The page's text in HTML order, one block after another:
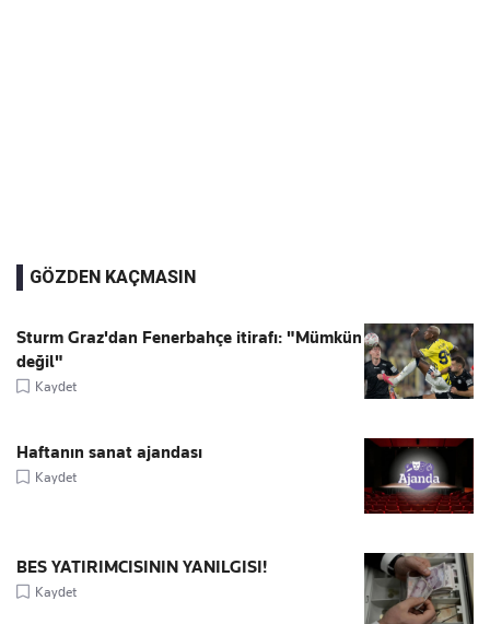
GÖZDEN KAÇMASIN
Sturm Graz'dan Fenerbahçe itirafı: "Mümkün
değil"
Kaydet
Haftanın sanat ajandası
Kaydet
BES YATIRIMCISININ YANILGISI!
Kaydet